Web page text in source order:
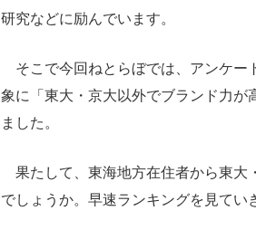
研究などに励んでいます。
そこで今回ねとらぼでは、アンケー
象に「東大・京大以外でブランド力が
ました。
果たして、東海地方在住者から東大
でしょうか。早速ランキングを見てい